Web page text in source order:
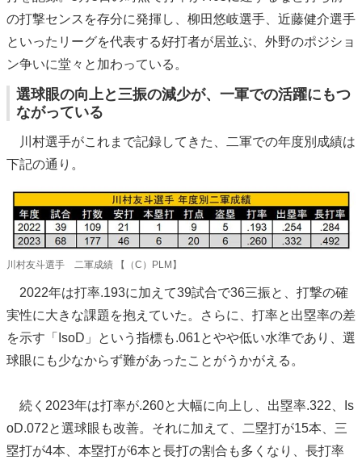
の打撃センスを存分に発揮し、柳田悠岐選手、近藤健介選手
といったリーグを代表する好打者が居並ぶ、外野のポジショ
ン争いに堂々と加わっている。
選球眼の向上と三振の減少が、一軍での活躍にもつ
ながっている
川村選手がこれまで記録してきた、二軍での年度別成績は
下記の通り。
川村友斗選手 二軍成績 【（C）PLM】
2022年は打率.193に加えて39試合で36三振と、打撃の確
実性に大きな課題を抱えていた。さらに、打率と出塁率の差
を示す「IsoD」という指標も.061とやや低い水準であり、選
球眼にも少なからず難があったことがうかがえる。
続く2023年は打率が.260と大幅に向上し、出塁率.322、Is
oD.072と選球眼も改善。それに加えて、二塁打が15本、三
塁打が4本、本塁打が6本と長打の割合も多くなり、長打率